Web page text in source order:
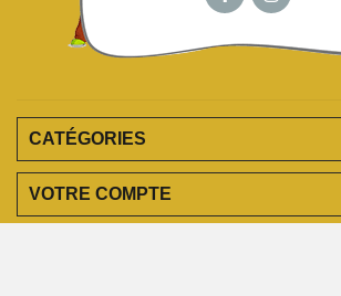
CATÉGORIES
VOTRE COMPTE